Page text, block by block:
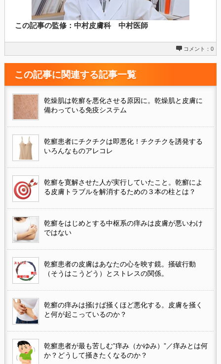
この記事の監修：中村皮膚科 中村医師
コメント：0
この記事に関連する記事一覧
乾燥肌は乾癬を悪化させる原因に。乾燥肌と皮膚に
備わっている免疫システム
乾癬患者にチクチクは即悪化！チクチクを誘発する
いろんなものアレコレ
乾癬を寛解させた人が実行していたこと。乾癬によ
る皮膚トラブルを解消するための３本の柱とは？
乾癬をはじめとする中枢系の痒みは皮膚が悪いわけ
ではない
乾癬患者の皮膚はあなたの心を映す鏡。掻破行動
（そうはこうどう）とストレスの関係。
乾癬の痒みは掻けば掻くほど悪化する。皮膚を掻く
と何が起こっているのか？
乾癬患者が最も苦しむ”痒み（かゆみ）”／痒みとは何
か？どうして掻きたくなるのか？